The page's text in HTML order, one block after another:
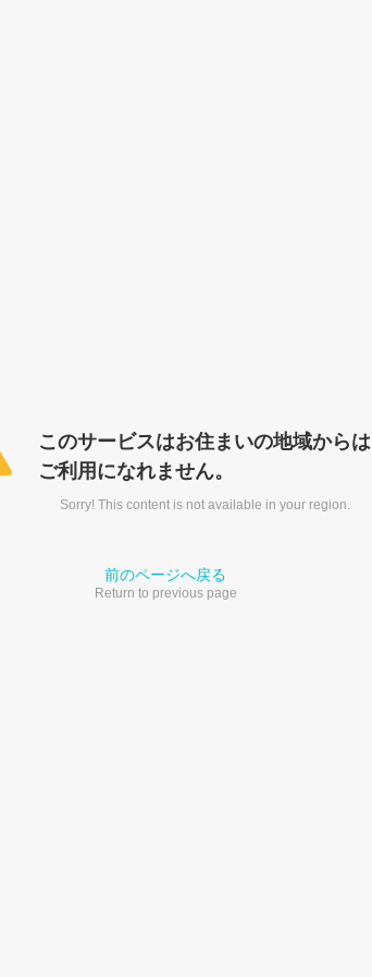
このサービスはお住まいの地域からは
ご利用になれません。
Sorry! This content is not available in your region.
前のページへ戻る
Return to previous page